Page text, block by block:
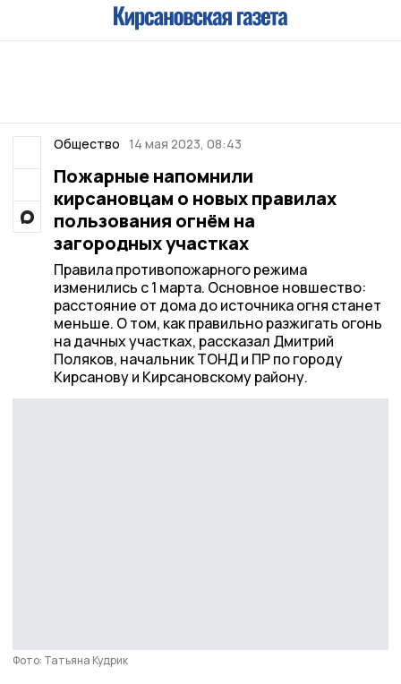
Общество 14 мая 2023, 08:43
Пожарные напомнили
кирсановцам о новых правилах
пользования огнём на
загородных участках
Правила противопожарного режима
изменились с 1 марта. Основное новшество:
расстояние от дома до источника огня станет
меньше. О том, как правильно разжигать огонь
на дачных участках, рассказал Дмитрий
Поляков, начальник ТОНД и ПР по городу
Кирсанову и Кирсановскому району.
Фото: Татьяна Кудрик